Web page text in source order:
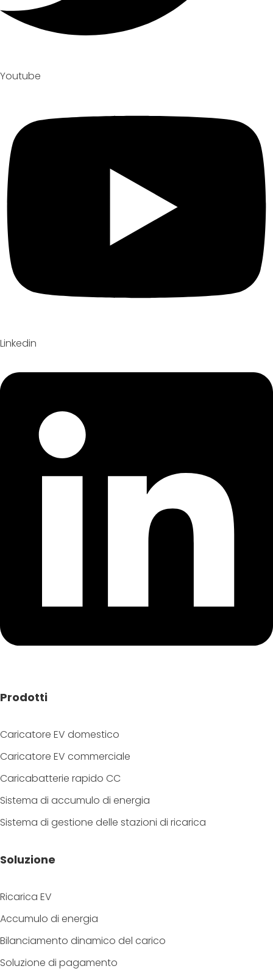
Youtube
Linkedin
Prodotti
Caricatore EV domestico
Caricatore EV commerciale
Caricabatterie rapido CC
Sistema di accumulo di energia
Sistema di gestione delle stazioni di ricarica
Soluzione
Ricarica EV
Accumulo di energia
Bilanciamento dinamico del carico
Soluzione di pagamento